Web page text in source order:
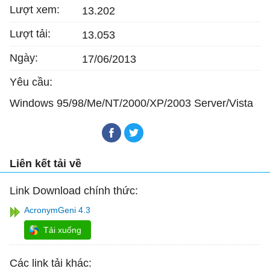
Lượt xem:
13.202
Lượt tải:
13.053
Ngày:
17/06/2013
Yêu cầu:
Windows 95/98/Me/NT/2000/XP/2003 Server/Vista
Liên kết tải về
Link Download chính thức:
AcronymGeni 4.3
Tải xuống
Các link tải khác: